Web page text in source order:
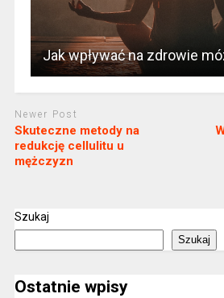
Jak wpływać na zdrowie
Newer Post
Skuteczne metody na
redukcję cellulitu u
mężczyzn
Szukaj
Szukaj
Ostatnie wpisy